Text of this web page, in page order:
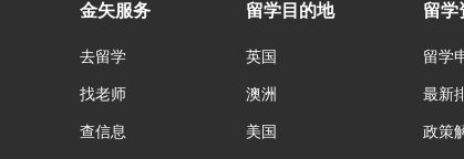
金矢服务
去留学
找老师
查信息
留学目的地
英国
澳洲
美国
留学
留学
最新
政策